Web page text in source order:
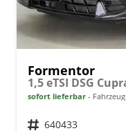
Formentor
1,5 eTSI DSG
sofort lieferbar
Fahrzeugnr. 640433